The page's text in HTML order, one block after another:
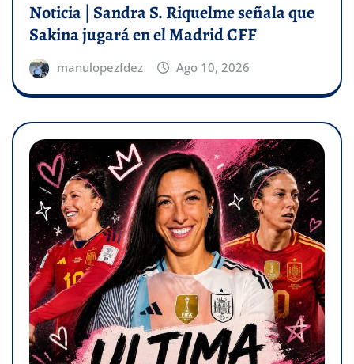
Noticia | Sandra S. Riquelme señala que
Sakina jugará en el Madrid CFF
manulopezfdez Ago 10, 2026